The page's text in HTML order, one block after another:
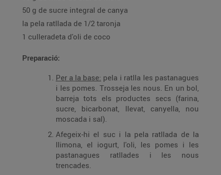
50 g de sucre integral de canya
la pela ratllada de 1/2 taronja
1 culleradeta d'oli de coco
Preparació:
Per a la base: pela i ratlla les pastanagues
i les pomes. Trosseja les nous. En un bol,
barreja tots els productes secs (farina,
sucre, bicarbonat, llevat, canyella, nou
moscada i sal).
Afegeix-hi el suc i la pela ratllada de la
llimona, el iogurt, l'oli, les pomes i les
pastanagues ratllades i les nous
trencades.